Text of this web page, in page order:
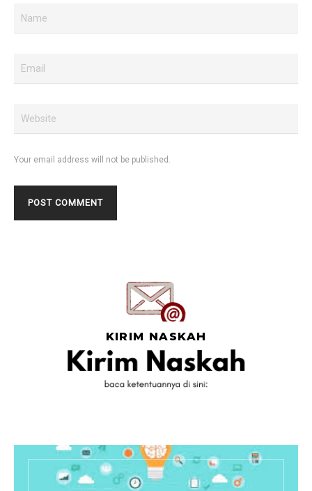
Your email address will not be published.
KIRIM NASKAH